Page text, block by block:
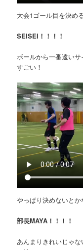
大会1ゴール目を決め
SEISEI！！！！
ボールから一番遠いサ
すごい！
やっぱり決めないと
部長MAYA！！！！
あんまりきれいじゃ